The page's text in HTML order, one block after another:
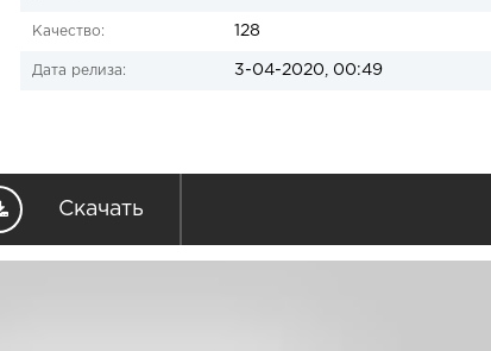
Качество: 128
Дата релиза: 3-04-2020, 00:49
Скачать